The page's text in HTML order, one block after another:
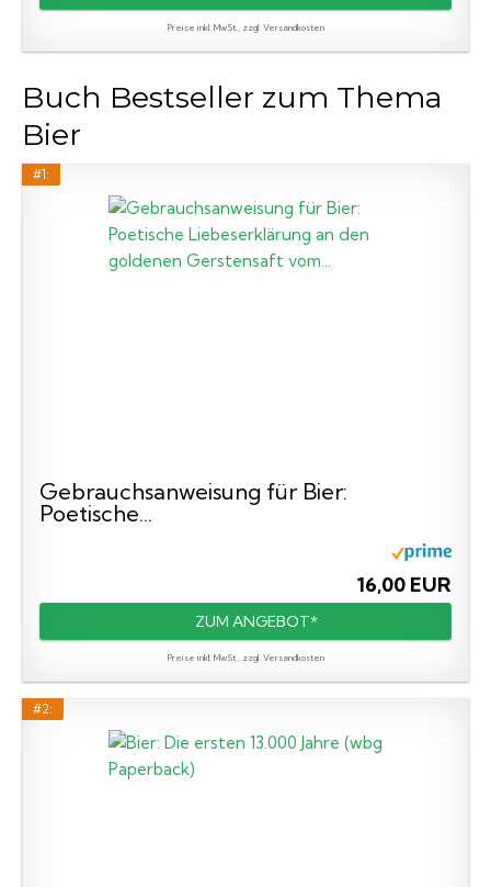
Preise inkl. MwSt., zzgl. Versandkosten
Buch Bestseller zum Thema
Bier
#1:
Gebrauchsanweisung für Bier:
Poetische...
16,00 EUR
ZUM ANGEBOT*
Preise inkl. MwSt., zzgl. Versandkosten
#2: